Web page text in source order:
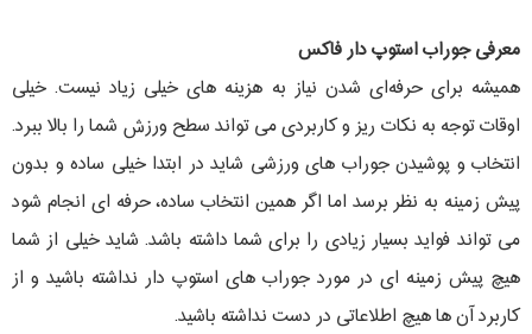
معرفی جوراب استوپ دار فاکس
همیشه برای حرفه‌ای شدن نیاز به هزینه های خیلی زیاد نیست. خیلی
اوقات توجه به نکات ریز و کاربردی می تواند سطح ورزش شما را بالا ببرد.
انتخاب و پوشیدن جوراب های ورزشی شاید در ابتدا خیلی ساده و بدون
پیش زمینه به نظر برسد اما اگر همین انتخاب ساده، حرفه ای انجام شود
می تواند فواید بسیار زیادی را برای شما داشته باشد. شاید خیلی از شما
هیچ پیش زمینه ای در مورد جوراب های استوپ دار نداشته باشید و از
کاربرد آن ها هیچ اطلاعاتی در دست نداشته باشید.